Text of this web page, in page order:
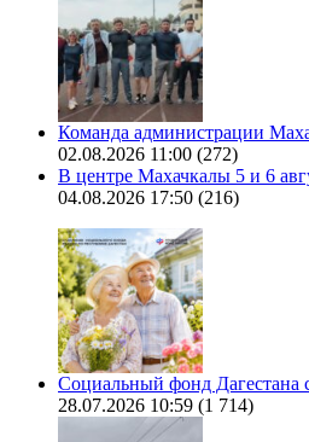
Команда администрации
02.08.2026 11:00 (272)
В центре Махачкалы 5 и 6
04.08.2026 17:50 (216)
Социальный фонд Дагестана
28.07.2026 10:59 (1 714)